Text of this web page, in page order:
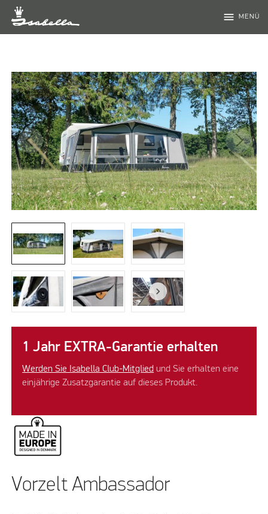
menu MENÜ
1 Jahr EXTRA-Garantie erhalten
Werden Sie Isabella Club-Mitglied und Sie erhalten eine
einjährige Zusatzgarantie auf dieses Produkt.
Vorzelt Ambassador